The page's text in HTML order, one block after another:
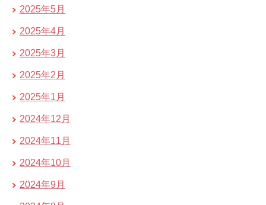
2025年5月
2025年4月
2025年3月
2025年2月
2025年1月
2024年12月
2024年11月
2024年10月
2024年9月